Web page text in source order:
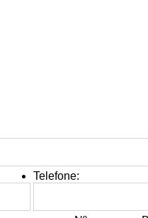
Telefone: